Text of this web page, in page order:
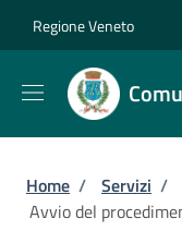
Regione Veneto
Briciole
Home / Servizi /
Avvio del